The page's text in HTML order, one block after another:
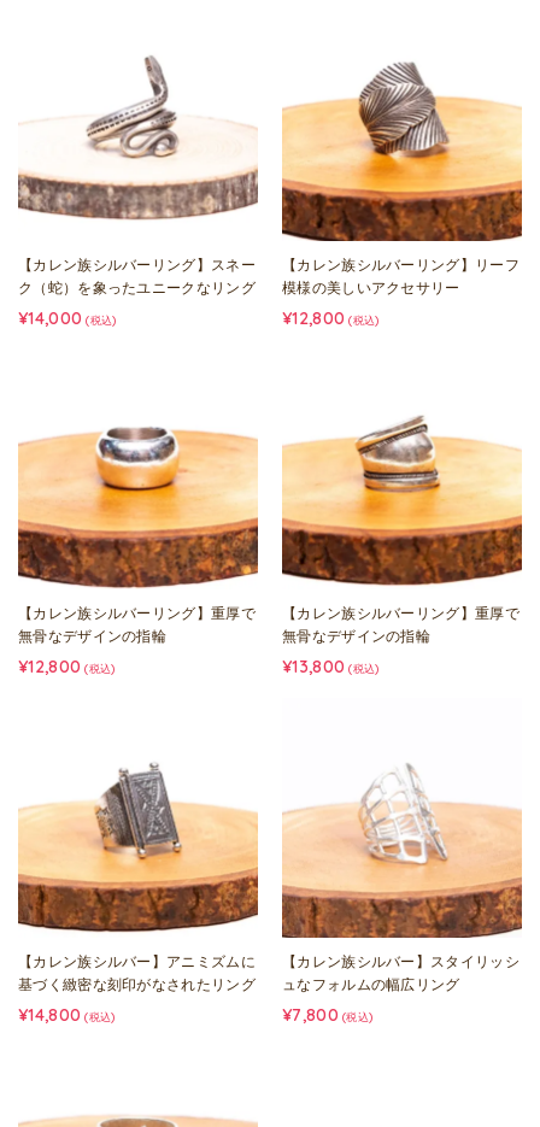
【カレン族シルバーリング】スネー
ク（蛇）を象ったユニークなリング
¥14,000 (税込)
【カレン族シルバーリング】リーフ
模様の美しいアクセサリー
¥12,800 (税込)
【カレン族シルバーリング】重厚で
無骨なデザインの指輪
¥12,800 (税込)
【カレン族シルバーリング】重厚で
無骨なデザインの指輪
¥13,800 (税込)
【カレン族シルバー】アニミズムに
基づく緻密な刻印がなされたリング
¥14,800 (税込)
【カレン族シルバー】スタイリッシ
ュなフォルムの幅広リング
¥7,800 (税込)